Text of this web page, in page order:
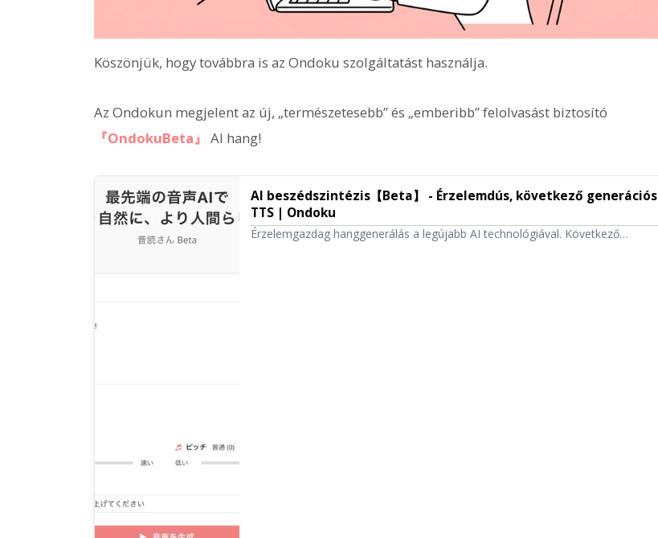
Köszönjük, hogy továbbra is az Ondoku szolgáltatást használja.
Az Ondokun megjelent az új, „természetesebb” és „emberibb” felolvasást biztosító
『OndokuBeta』 AI hang!
AI beszédszintézis【Beta】 - Érzelemdús, következő generációs
TTS | Ondoku
Érzelemgazdag hanggenerálás a legújabb AI technológiával. Következő